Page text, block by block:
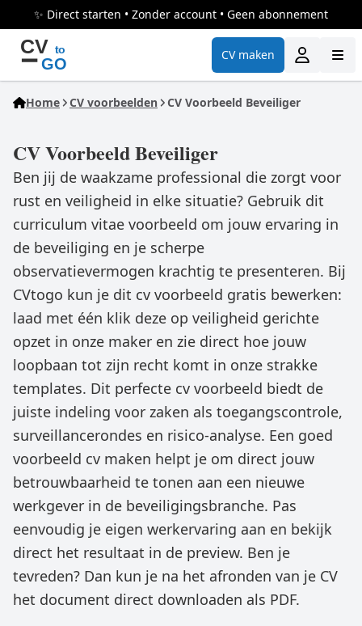
✨ Direct starten • Zonder account • Geen abonnement
CV maken
Home CV voorbeelden CV Voorbeeld Beveiliger
CV Voorbeeld Beveiliger
Ben jij de waakzame professional die zorgt voor
rust en veiligheid in elke situatie? Gebruik dit
curriculum vitae voorbeeld om jouw ervaring in
de beveiliging en je scherpe
observatievermogen krachtig te presenteren. Bij
CVtogo kun je dit cv voorbeeld gratis bewerken:
laad met één klik deze op veiligheid gerichte
opzet in onze maker en zie direct hoe jouw
loopbaan tot zijn recht komt in onze strakke
templates. Dit perfecte cv voorbeeld biedt de
juiste indeling voor zaken als toegangscontrole,
surveillancerondes en risico-analyse. Een goed
voorbeeld cv maken helpt je om direct jouw
betrouwbaarheid te tonen aan een nieuwe
werkgever in de beveiligingsbranche. Pas
eenvoudig je eigen werkervaring aan en bekijk
direct het resultaat in de preview. Ben je
tevreden? Dan kun je na het afronden van je CV
het document direct downloaden als PDF.